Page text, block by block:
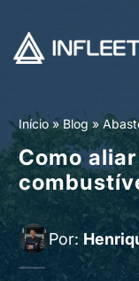
Início»Blog»
Como
Por: